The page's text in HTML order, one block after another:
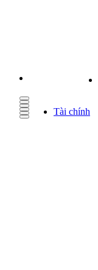
Tài chính